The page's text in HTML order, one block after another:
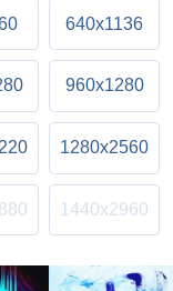
640x1136
960x1280
1280x2560
1440x2960